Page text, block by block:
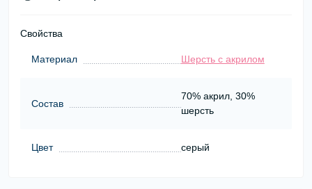
Свойства
Материал Шерсть с акрилом
Состав
70% акрил, 30%
шерсть
Цвет серый